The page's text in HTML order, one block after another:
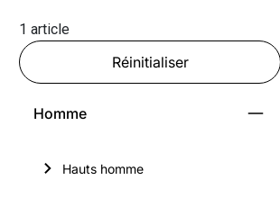
1 article
Réinitialiser
Homme
Hauts homme